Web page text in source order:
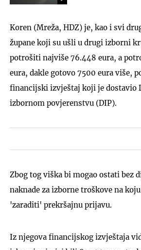
Koren (Mreža, HDZ) je, kao i svi
župane koji su ušli u drugi izborni
potrošiti najviše 76.448 eura, a
eura, dakle gotovo 7500 eura više,
financijski izvještaj koji je dostavio
izbornom povjerenstvu (DIP).
Zbog tog viška bi mogao ostati bez
naknade za izborne troškove na
'zaraditi' prekršajnu prijavu.
Iz njegova financijskog izvještaja